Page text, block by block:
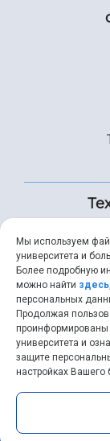
Самарский
RSS
Мы используем
университета и
Более подробную
можно найти здесь
персональных
Продолжая
проинформированы
университета и
защите
настройках Вашего